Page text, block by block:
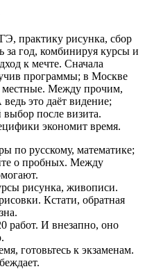
практику рисунка, сбор
за год, комбинируя курсы и
к мечте. Сначала
программы; в Москве
местные. Между прочим,
это даёт видение;
после визита.
экономит время.
по русскому, математике;
о пробных. Между
рисунка, живописи.
Кстати, обратная
работ. И внезапно, оно
готовьтесь к экзаменам.